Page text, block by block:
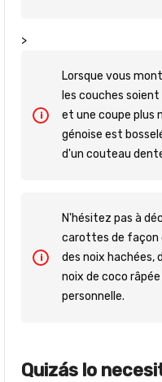
>
Lorsque vous
les couches
et une coupe plus
génoise est
d'un couteau
N'hésitez pas à
carottes de façon
des noix hachées,
noix de coco
personnelle.
Quizás lo